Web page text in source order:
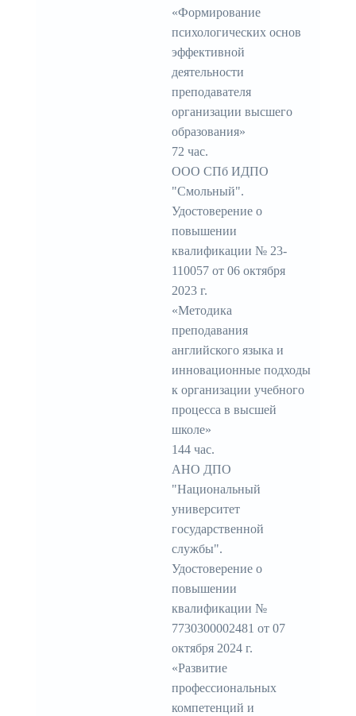
«Формирование
психологических основ
эффективной
деятельности
преподавателя
организации высшего
образования»
72 час.
ООО СПб ИДПО
"Смольный".
Удостоверение о
повышении
квалификации № 23-
110057 от 06 октября
2023 г.
«Методика
преподавания
английского языка и
инновационные подходы
к организации учебного
процесса в высшей
школе»
144 час.
АНО ДПО
"Национальный
университет
государственной
службы".
Удостоверение о
повышении
квалификации №
7730300002481 от 07
октября 2024 г.
«Развитие
профессиональных
компетенций и